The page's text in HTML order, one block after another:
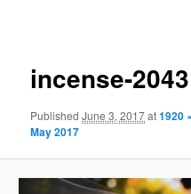
incense-
PublishedJune 3, 2017at1920
May 2017